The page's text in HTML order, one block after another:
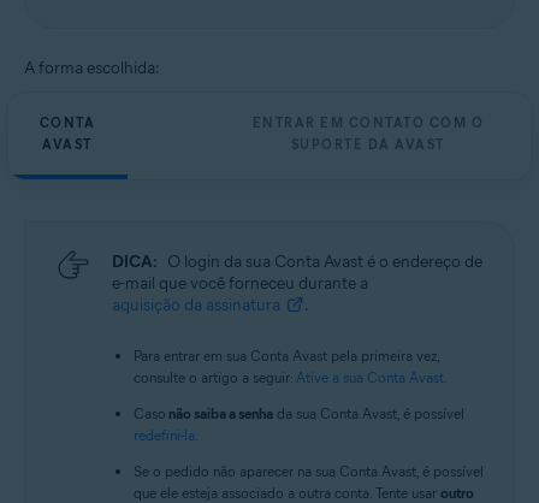
A forma escolhida:
CONTA
AVAST
ENTRAR EM CONTATO COM O
SUPORTE DA AVAST
DICA: O login da sua Conta Avast é o endereço de
e-mail que você forneceu durante a
aquisição da assinatura
.
Para entrar em sua Conta Avast pela primeira vez,
consulte o artigo a seguir: Ative a sua Conta Avast.
Caso não saiba a senha da sua Conta Avast, é possível
redefini-la.
Se o pedido não aparecer na sua Conta Avast, é possível
que ele esteja associado a outra conta. Tente usar outro